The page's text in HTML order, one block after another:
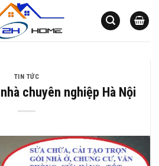
TIN TỨC
chuyên nghiệp Hà Nội